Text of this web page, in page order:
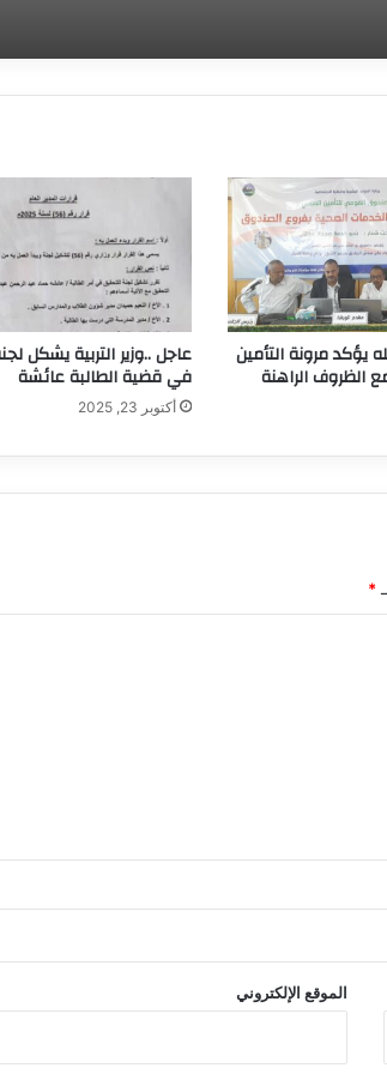
وزارة الصحة الاتحادية تجيز
المقبلة
للإمدادات الطبية لبحث تعزيز
القطاع الصحي
وزير التعليم العالي يبشر بقرب
المعاشات وإنشاء مستشفى
مرونة التأمين
الظروف الراهنة
عاجل ..وزير التربية يشكل
في قضية الطالبة عائشة
أكتوبر 23, 2025
*
الموقع الإلكتروني